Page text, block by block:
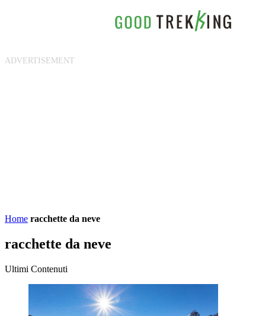
Home racchette da neve
racchette da neve
Ultimi Contenuti